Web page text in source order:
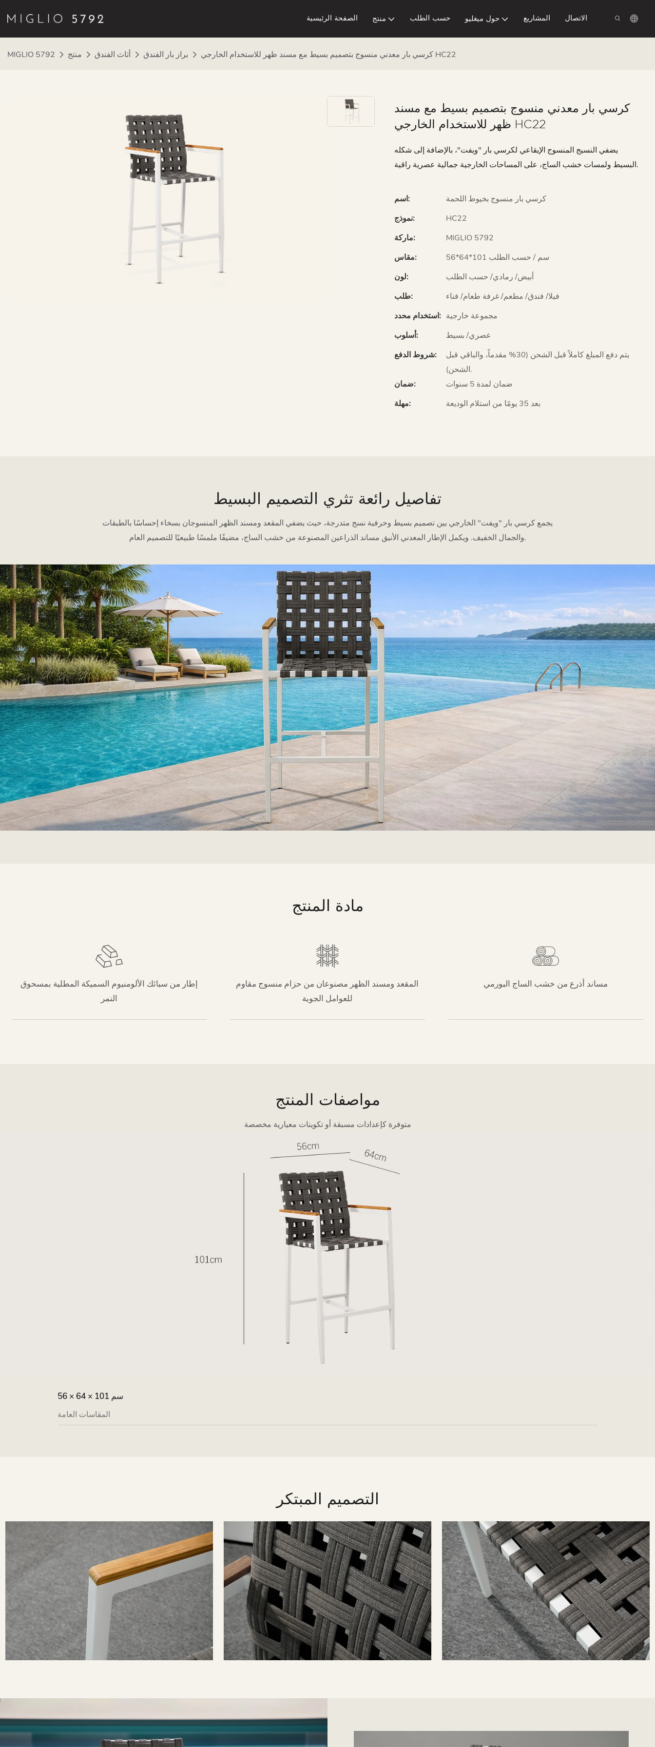
الصفحة الرئيسية منتج حسب الطلب حول ميغليو المشاريع الاتصال
MIGLIO 5792 منتج أثاث الفندق براز بار الفندق كرسي بار معدني منسوج بتصميم بسيط مع مسند ظهر للاستخدام الخارجي HC22
كرسي بار معدني منسوج بتصميم بسيط مع مسند
ظهر للاستخدام الخارجي HC22
يضفي النسيج المنسوج الإيقاعي لكرسي بار "ويفت"، بالإضافة إلى شكله
البسيط ولمسات خشب الساج، على المساحات الخارجية جمالية عصرية راقية.
اسم:
كرسي بار منسوج بخيوط اللحمة
نموذج:
HC22
ماركة:
MIGLIO 5792
مقاس:
56*64*101 سم / حسب الطلب
لون:
أبيض/ رمادي/ حسب الطلب
طلب:
فيلا/ فندق/ مطعم/ غرفة طعام/ فناء
استخدام محدد: مجموعة خارجية
أسلوب:
عصري/ بسيط
شروط الدفع:
يتم دفع المبلغ كاملاً قبل الشحن (30% مقدماً، والباقي قبل
الشحن).
ضمان:
ضمان لمدة 5 سنوات
مهلة:
بعد 35 يومًا من استلام الوديعة
تفاصيل رائعة تثري التصميم البسيط
يجمع كرسي بار "ويفت" الخارجي بين تصميم بسيط وحرفية نسج متدرجة، حيث يضفي المقعد ومسند الظهر المنسوجان بسخاء إحساسًا بالطبقات
والجمال الخفيف. ويكمل الإطار المعدني الأنيق مساند الذراعين المصنوعة من خشب الساج، مضيفًا ملمسًا طبيعيًا للتصميم العام.
مادة المنتج
إطار من سبائك الألومنيوم السميكة المطلية بمسحوق
النمر
المقعد ومسند الظهر مصنوعان من حزام منسوج مقاوم
للعوامل الجوية
مساند أذرع من خشب الساج البورمي
مواصفات المنتج
متوفرة كإعدادات مسبقة أو تكوينات معيارية مخصصة
56 × 64 × 101 سم
المقاسات العامة
التصميم المبتكر